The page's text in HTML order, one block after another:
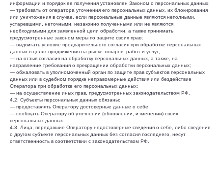
информации и порядок ее получения установлен Законом о персональных данных;
— требовать от оператора уточнения его персональных данных, их блокирования
или уничтожения в случае, если персональные данные являются неполными,
устаревшими, неточными, незаконно полученными или не являются
необходимыми для заявленной цели обработки, а также принимать
предусмотренные законом меры по защите своих прав;
— выдвигать условие предварительного согласия при обработке персональных
данных в целях продвижения на рынке товаров, работ и услуг;
— на отзыв согласия на обработку персональных данных, а также, на
направление требования о прекращении обработки персональных данных;
— обжаловать в уполномоченный орган по защите прав субъектов персональных
данных или в судебном порядке неправомерные действия или бездействие
Оператора при обработке его персональных данных;
— на осуществление иных прав, предусмотренных законодательством РФ.
4.2. Субъекты персональных данных обязаны:
— предоставлять Оператору достоверные данные о себе;
— сообщать Оператору об уточнении (обновлении, изменении) своих
персональных данных.
4.3. Лица, передавшие Оператору недостоверные сведения о себе, либо сведения
о другом субъекте персональных данных без согласия последнего, несут
ответственность в соответствии с законодательством РФ.